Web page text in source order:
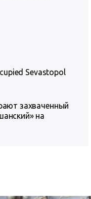
Sevastopol
захваченный
на